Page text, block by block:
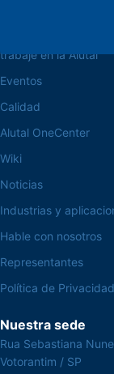
trabaje en la Alutal
Eventos
Calidad
Alutal OneCenter
Wiki
Noticias
Industrias y
Hable con nosotros
Representantes
Política de Privacidad
Nuestra sede
Rua Sebastiana
Votorantim / SP